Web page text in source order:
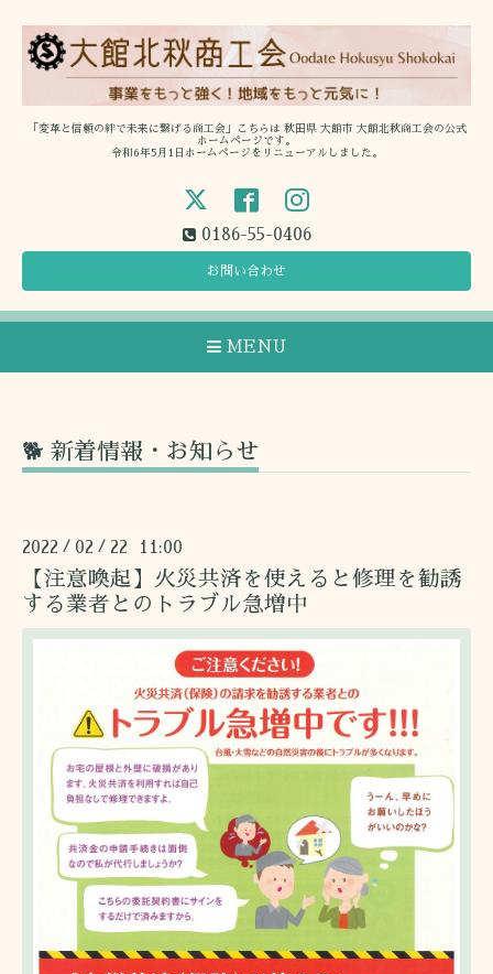
「変革と信頼の絆で未来に繋げる商工会」こちらは 秋田県 大館市 大館北秋商工会の公式
ホームページです。
令和6年5月1日ホームページをリニューアルしました。
0186-55-0406
お問い合わせ
MENU
🐕 新着情報・お知らせ
2022 / 02 / 22 11:00
【注意喚起】火災共済を使えると修理を勧誘
する業者とのトラブル急増中